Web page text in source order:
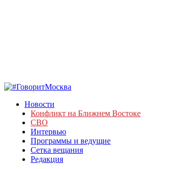
Новости
Конфликт на Ближнем Востоке
СВО
Интервью
Программы и ведущие
Сетка вещания
Редакция